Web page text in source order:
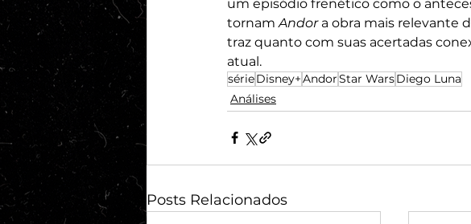
um episódio frenético como o
tornam Andor a obra mais relevante
traz quanto com suas acertadas
atual.
sérieDisney+AndorStar WarsDiego Luna
Análises
Posts Relacionados